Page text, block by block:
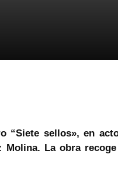
“Siete sellos», en
La obra